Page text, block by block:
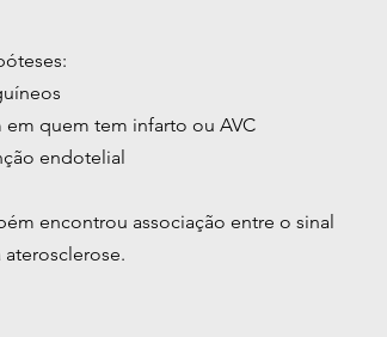
em quem tem infarto ou AVC
endotelial
encontrou associação entre o sinal